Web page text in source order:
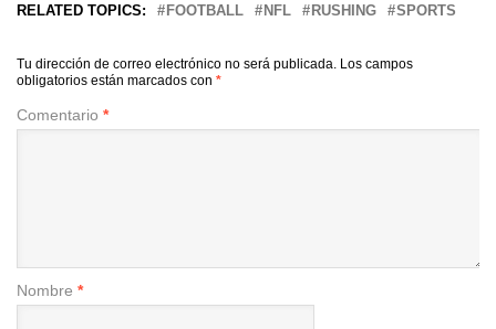
RELATED TOPICS: FOOTBALL NFL RUSHING SPORTS
Tu dirección de correo electrónico no será publicada. Los campos
obligatorios están marcados con *
Comentario *
Nombre *